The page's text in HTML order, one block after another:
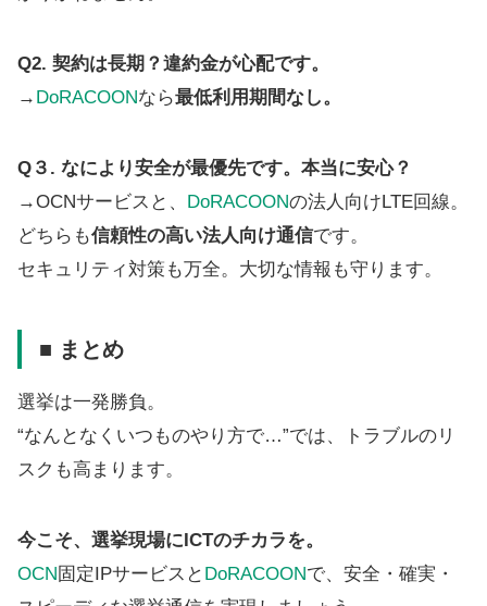
Q2. 契約は長期？違約金が心配です。
→ DoRACOONなら最低利用期間なし。
Q３. なにより安全が最優先です。本当に安心？
→OCNサービスと、
DoRACOONの法人向けLTE回線。
どちらも信頼性の高い法人向け通信です。
セキュリティ対策も万全。大切な情報も守ります。
■ まとめ
選挙は一発勝負。
“なんとなくいつものやり方で…”では、トラブルのリ
スクも高まります。
今こそ、選挙現場にICTのチカラを。
OCN固定IPサービスと DoRACOONで、安全・確実・